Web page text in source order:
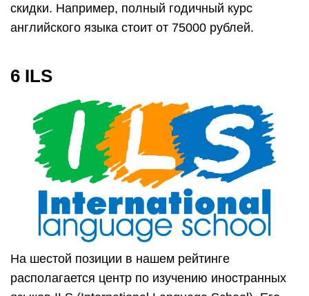
скидки. Например, полный годичный курс
английского языка стоит от 75000 рублей.
6 ILS
На шестой позиции в нашем рейтинге
располагается центр по изучению иностранных